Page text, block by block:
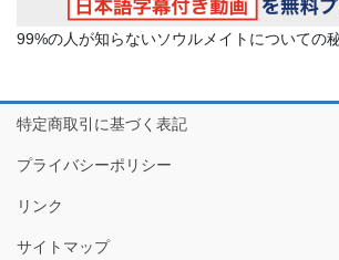
99%の人が知らないソウルメイトについての
特定商取引に基づく表記
プライバシーポリシー
リンク
サイトマップ